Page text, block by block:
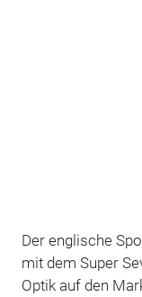
Der englische
mit dem Super
Optik auf den